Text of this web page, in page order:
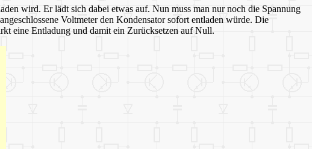
wird. Er lädt sich dabei etwas auf. Nun muss man nur noch die Spannung
Voltmeter den Kondensator sofort entladen würde. Die
eine Entladung und damit ein Zurücksetzen auf Null.